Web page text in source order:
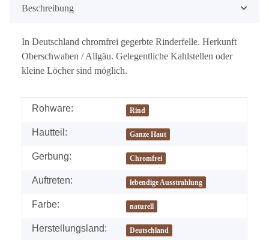
Beschreibung
In Deutschland chromfrei gegerbte Rinderfelle. Herkunft
Oberschwaben / Allgäu. Gelegentliche Kahlstellen oder
kleine Löcher sind möglich.
Rohware: Rind
Hautteil: Ganze Haut
Gerbung: Chromfrei
Auftreten: lebendige Ausstrahlung
Farbe: naturell
Herstellungsland: Deutschland